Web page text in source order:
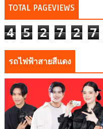
TOTAL PAGEVIEWS
4 5 2 7 2 7
รถไฟฟ้าสายสีแดง